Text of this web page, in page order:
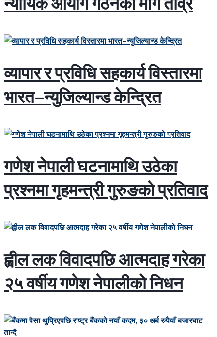
न्यायिक आयोग गठनको माग तीव्र
व्यापार र प्रविधि सहकार्य विस्तारमा
भारत–न्युजिल्यान्ड केन्द्रित
गणेश नेपाली घटनामाथि उठेका
प्रश्नमा गृहमन्त्री गुरुङको प्रतिवाद
ह्वील लक विवादपछि आत्मदाह गरेका
२५ वर्षीय गणेश नेपालीको निधन